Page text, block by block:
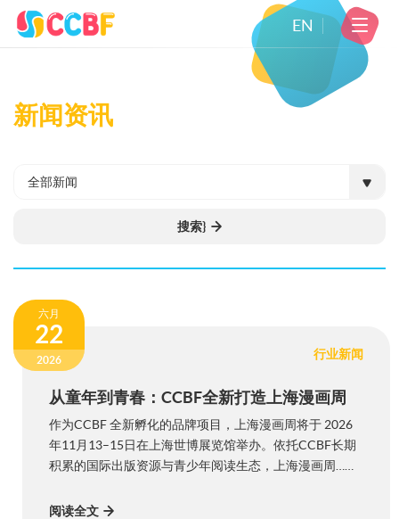
EN
新闻资讯
全部新闻
搜索}
六月
22
2026 行业新闻
从童年到青春：CCBF全新打造上海漫画周
作为CCBF 全新孵化的品牌项目，上海漫画周将于 2026
年11月13–15日在上海世博展览馆举办。依托CCBF长期
积累的国际出版资源与青少年阅读生态，上海漫画周……
阅读全文